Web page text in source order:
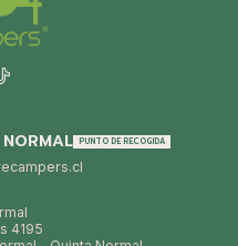
PUNTO DE RECOGIDA
4195